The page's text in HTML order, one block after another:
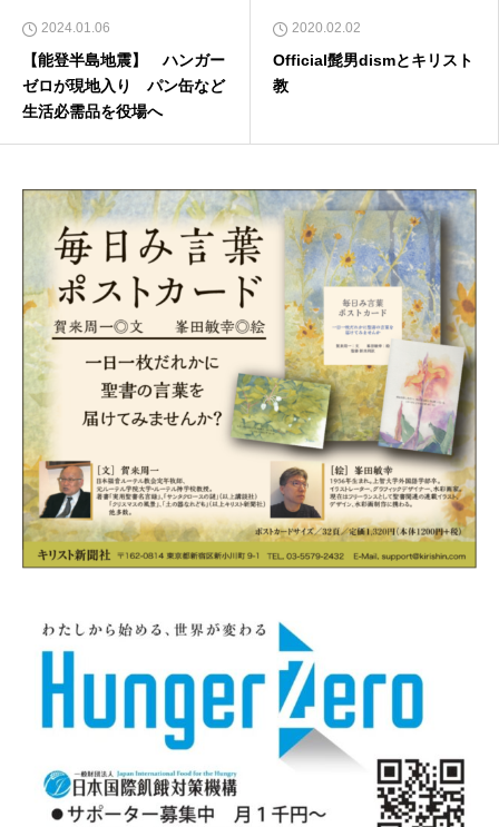
2024.01.06
【能登半島地震】 ハンガー
ゼロが現地入り パン缶など
生活必需品を役場へ
2020.02.02
Official髭男dismとキリスト
教